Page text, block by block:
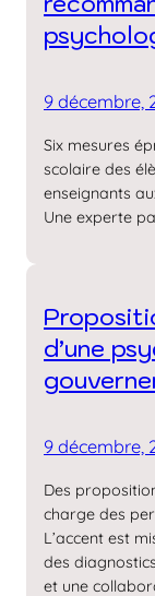
9 décembre,
Six mesures
scolaire des
enseignants
Une experte
d’une
9 décembre,
Des
charge des
L’accent est
des
et une